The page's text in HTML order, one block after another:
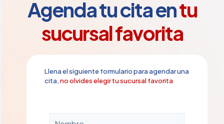
Agenda tu cita entu
sucursal favorita
Llena el siguiente formulario para agendar una
cita,no olvides elegir tu sucursal favorita